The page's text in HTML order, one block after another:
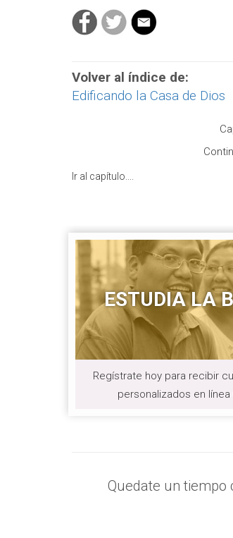
Volver al índice de:
Edificando la Casa de Dios
Ir al capítulo....
ESTUDIA LA
Regístrate hoy para recibir
personalizados en línea
Quedate un tiempo